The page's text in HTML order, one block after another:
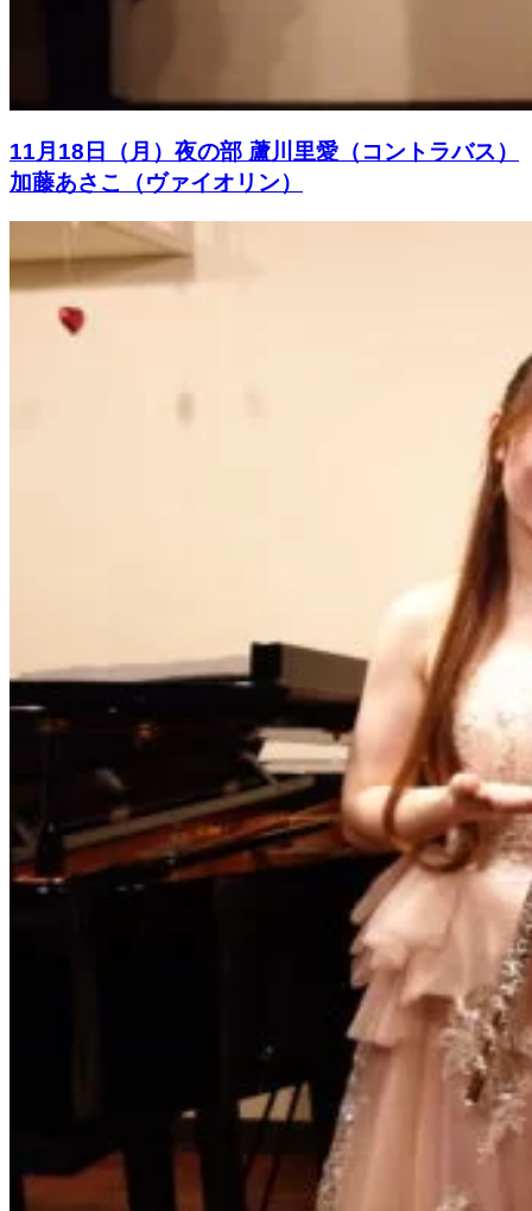
11月18日（月）夜の部 蘆川里愛（コントラバス）
加藤あさこ（ヴァイオリン）